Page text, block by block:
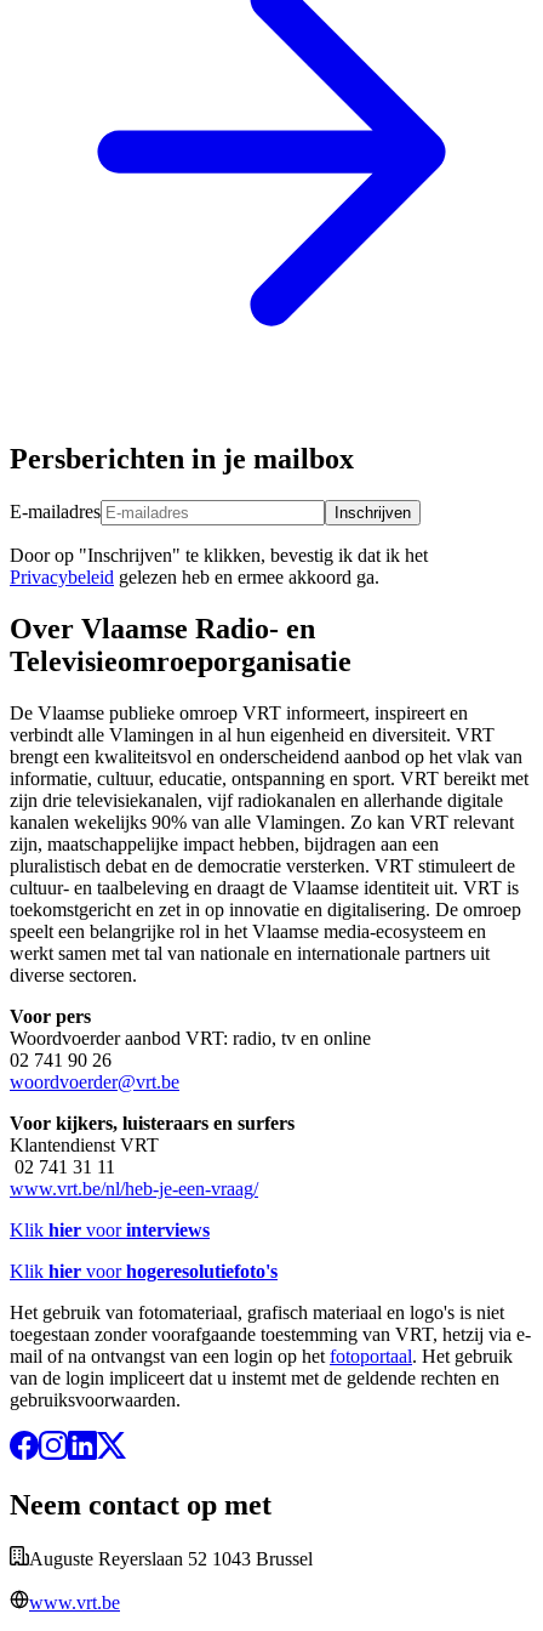
Persberichten in je mailbox
E-mailadres Inschrijven
Door op "Inschrijven" te klikken, bevestig ik dat ik het
Privacybeleid gelezen heb en ermee akkoord ga.
Over Vlaamse Radio- en
Televisieomroeporganisatie
De Vlaamse publieke omroep VRT informeert, inspireert en
verbindt alle Vlamingen in al hun eigenheid en diversiteit. VRT
brengt een kwaliteitsvol en onderscheidend aanbod op het vlak van
informatie, cultuur, educatie, ontspanning en sport. VRT bereikt met
zijn drie televisiekanalen, vijf radiokanalen en allerhande digitale
kanalen wekelijks 90% van alle Vlamingen. Zo kan VRT relevant
zijn, maatschappelijke impact hebben, bijdragen aan een
pluralistisch debat en de democratie versterken. VRT stimuleert de
cultuur- en taalbeleving en draagt de Vlaamse identiteit uit. VRT is
toekomstgericht en zet in op innovatie en digitalisering. De omroep
speelt een belangrijke rol in het Vlaamse media-ecosysteem en
werkt samen met tal van nationale en internationale partners uit
diverse sectoren.
Voor pers
Woordvoerder aanbod VRT: radio, tv en online
02 741 90 26
woordvoerder@vrt.be
Voor kijkers, luisteraars en surfers
Klantendienst VRT
02 741 31 11
www.vrt.be/nl/heb-je-een-vraag/
Klik hier voorinterviews
Klik hier voorhogeresolutiefoto's
Het gebruik van fotomateriaal, grafisch materiaal en logo's is niet
toegestaan zonder voorafgaande toestemming van VRT, hetzij via e-
mail of na ontvangst van een login op het fotoportaal. Het gebruik
van de login impliceert dat u instemt met de geldende rechten en
gebruiksvoorwaarden.
Neem contact op met
Auguste Reyerslaan 52 1043 Brussel
www.vrt.be